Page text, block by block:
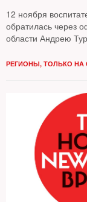
12 ноября
обратилась через
области Андрею
возвращаются
не хватает. Пока
регионы и так в
РЕГИОНЫ, ТОЛЬКО НА